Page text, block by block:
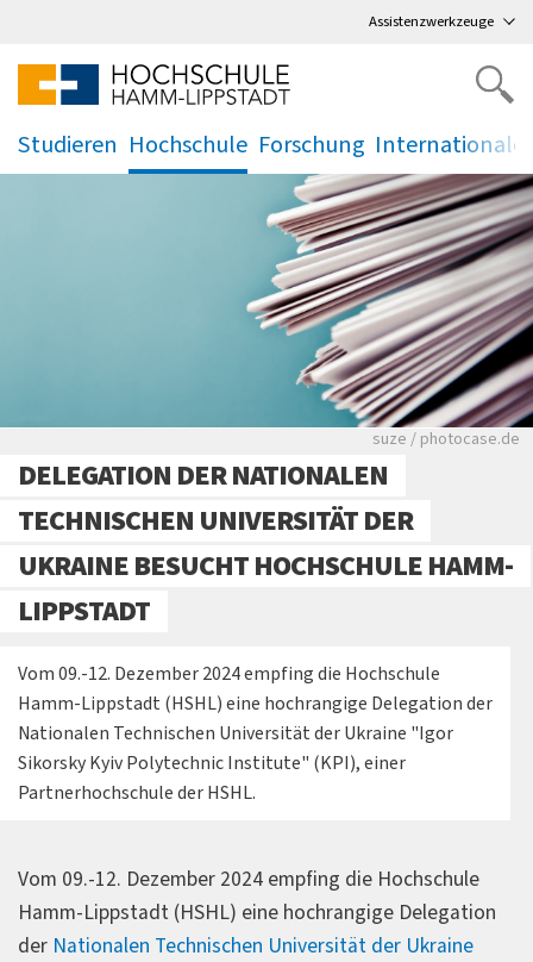
Assistenzwerkzeuge
Studieren
.
Hochschule
.
Forschung
. .
Viele Zeitungen.
suze / photocase.de
DELEGATION DER NATIONALEN
TECHNISCHEN UNIVERSITÄT DER
UKRAINE BESUCHT HOCHSCHULE HAMM-
LIPPSTADT
Vom 09.-12. Dezember 2024 empfing die Hochschule
Hamm-Lippstadt (HSHL) eine hochrangige Delegation der
Nationalen Technischen Universität der Ukraine "Igor
Sikorsky Kyiv Polytechnic Institute" (KPI), einer
Partnerhochschule der HSHL.
Vom 09.-12. Dezember 2024 empfing die Hochschule
Hamm-Lippstadt (HSHL) eine hochrangige Delegation
der Nationalen Technischen Universität der Ukraine